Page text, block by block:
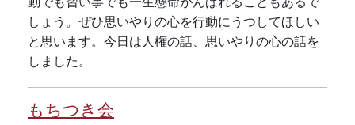
しょう。ぜひ思いやりの心を行動にうつしてほしい
と思います。今日は人権の話、思いやりの心の話を
しました。
もちつき会